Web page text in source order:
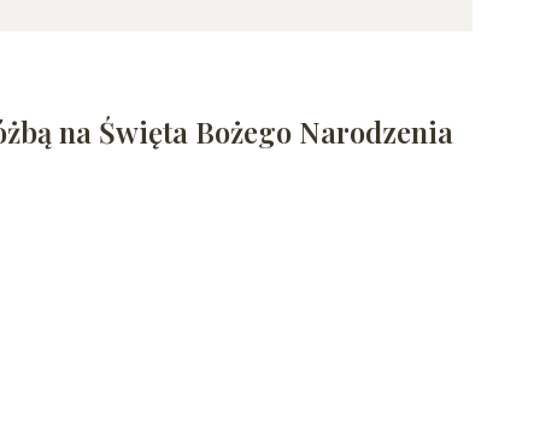
na Święta Bożego Narodzenia